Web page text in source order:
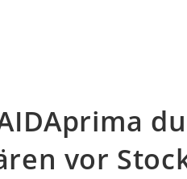
vor